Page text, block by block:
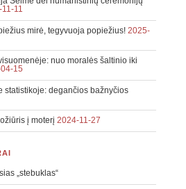
11
mirė, tegyvuoja popiežius! 2025-
nuo moralės šaltinio iki
15
statistikoje: degančios bažnyčios
į moterį 2024-11-27
„stebuklas“